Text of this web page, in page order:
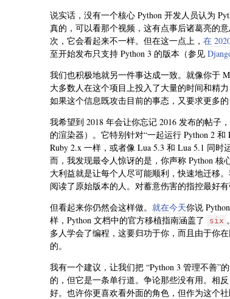
说实话，没有一个核心 Python 开发人员认为
真的，可以看那个视频，这有点事后诸葛亮的
次，它会看起来不一样。但在这一点上， 在
至开始发布只支持 Python 3 的版本（参见
我们也积极地就另一件事达成一致。就像你于
大多数人在这个项目上投入了大量的时间和精
如果这个信息既攻击目前的事态，又要求更多的
我希望到 2018 年会让你忘记 2016 发布的帖子
的渲染器）。它特别针对“一起运行 Python 2
Ruby 2.x 一样，或者像 Lua 5.3 和 Lua 5.1 同
而，我发现最令人惊讶的是，你声称 Python 核
大利益就是让每个人尽可能顺利，快速地迁移
阅读了原始版本的人。对蓄意伤害的指控最好有
但看起来你仍然会这样做。 就在今天你说
样，Python 文档中的官方移植指南涵盖了
six
多人学会了编程，这要归功于你，而且由于你
的。
我有一个建议，让我们把 “Python 3 管理不善”
的，但它是一条单行道。争论那些没有用。相
好。也许你更喜欢看外面的角色，但作为这个